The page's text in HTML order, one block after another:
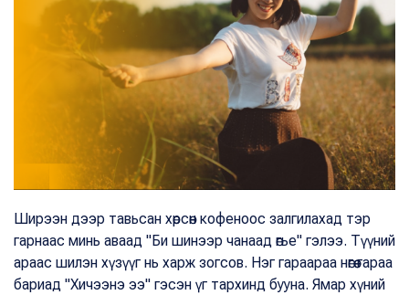
Ширээн дээр тавьсан хөрсөн кофеноос залгилахад тэр
гарнаас минь аваад "Би шинээр чанаад өгье" гэлээ. Түүний
араас шилэн хүзүүг нь харж зогсов. Нэг гараараа нөгөө гараа
бариад "Хичээнэ ээ" гэсэн үг тархинд бууна. Ямар хүний